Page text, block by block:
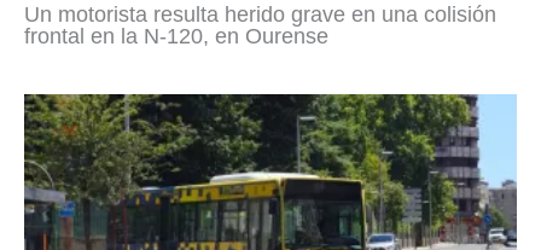
Un motorista resulta herido grave en una colisión
frontal en la N-120, en Ourense